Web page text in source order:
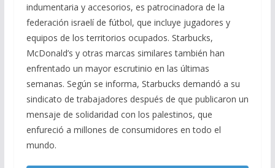
indumentaria y accesorios, es patrocinadora de la
federación israelí de fútbol, que incluye jugadores y
equipos de los territorios ocupados. Starbucks,
McDonald’s y otras marcas similares también han
enfrentado un mayor escrutinio en las últimas
semanas. Según se informa, Starbucks demandó a su
sindicato de trabajadores después de que publicaron un
mensaje de solidaridad con los palestinos, que
enfureció a millones de consumidores en todo el
mundo.